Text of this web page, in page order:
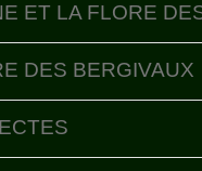
ET LA FLORE
DES BERGIVAUX